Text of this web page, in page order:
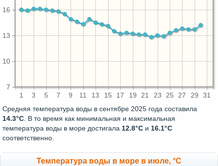
1 3 5 7 9 11 13 15 17 19 21 23 25 27 29 31
7
10
13
16
Средняя температура воды в сентябре 2025 года составила
14.3°C. В то время как минимальная и максимальная
температура воды в море достигала 12.8°C и 16.1°C
соответственно.
Температура воды в море в июле, °C